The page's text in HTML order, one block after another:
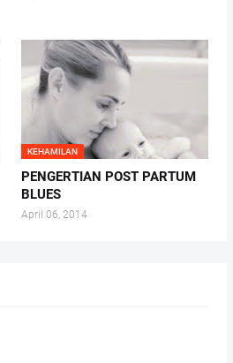
KEHAMILAN
PENGERTIAN POST PARTUM
BLUES
April 06, 2014